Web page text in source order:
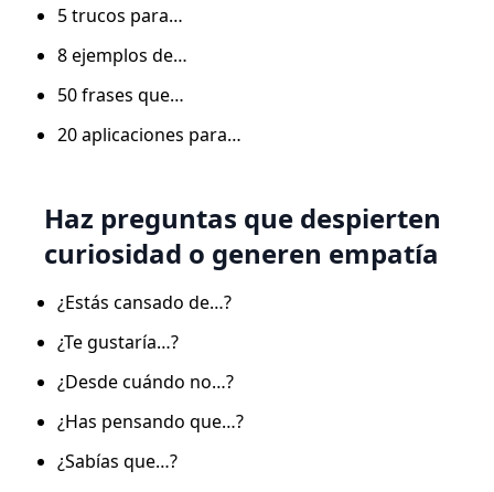
5 trucos para…
8 ejemplos de…
50 frases que…
20 aplicaciones para…
Haz preguntas que despierten
curiosidad o generen empatía
¿Estás cansado de…?
¿Te gustaría…?
¿Desde cuándo no…?
¿Has pensando que…?
¿Sabías que…?